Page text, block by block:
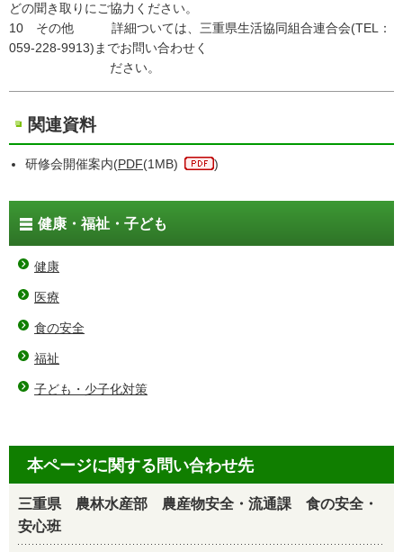
どの聞き取りにご協力ください。
10 その他 詳細ついては、三重県生活協同組合連合会(TEL：
059-228-9913)までお問い合わせく
ださい。
関連資料
研修会開催案内(PDF(1MB) )
健康・福祉・子ども
健康
医療
食の安全
福祉
子ども・少子化対策
本ページに関する問い合わせ先
三重県 農林水産部 農産物安全・流通課 食の安全・
安心班